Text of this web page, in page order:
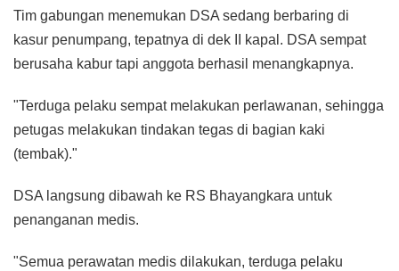
Tim gabungan menemukan DSA sedang berbaring di
kasur penumpang, tepatnya di dek II kapal. DSA sempat
berusaha kabur tapi anggota berhasil menangkapnya.
"Terduga pelaku sempat melakukan perlawanan, sehingga
petugas melakukan tindakan tegas di bagian kaki
(tembak)."
DSA langsung dibawah ke RS Bhayangkara untuk
penanganan medis.
"Semua perawatan medis dilakukan, terduga pelaku